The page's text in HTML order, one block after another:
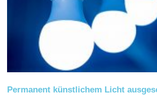
Permanent künstlichem Licht